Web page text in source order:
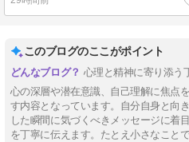
このブログのここがポイント
心理と精神に寄り添う
心の深層や潜在意識、自己理解に焦点
す内容となっています。自分自身と向
した瞬間に気づくべきメッセージに着
を丁寧に伝えます。たとえ小さなこと